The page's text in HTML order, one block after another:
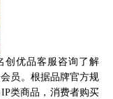
创优品客服咨询了解
员。根据品牌官方规
类商品，消费者购买